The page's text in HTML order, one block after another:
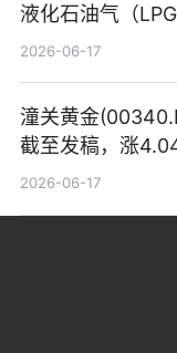
液化石油气（
条焦点
2026-06-17
潼关黄金
截至发稿，涨
元，成交额
2026-06-17